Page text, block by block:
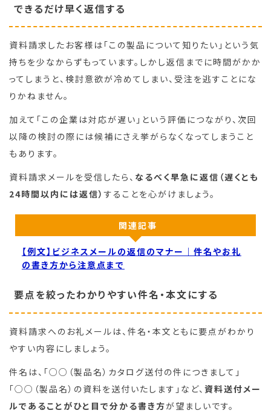
できるだけ早く返信する
資料請求したお客様は「この製品について知りたい」という気
持ちを少なからずもっています。しかし返信までに時間がかか
ってしまうと、検討意欲が冷めてしまい、受注を逃すことにな
りかねません。
加えて「この企業は対応が遅い」という評価につながり、次回
以降の検討の際には候補にさえ挙がらなくなってしまうこと
もあります。
資料請求メールを受信したら、 なるべく早急に返信（遅くとも
24時間以内には返信）することを心がけましょう。
関連記事
【例文】ビジネスメールの返信のマナー｜件名やお礼
の書き方から注意点まで
要点を絞ったわかりやすい件名・本文にする
資料請求へのお礼メールは、件名・本文ともに要点がわかり
やすい内容にしましょう。
件名は、「○○（製品名）カタログ送付の件につきまして」
「○○（製品名）の資料を送付いたします」など、 資料送付メー
ルであることがひと目で分かる書き方が望ましいです。